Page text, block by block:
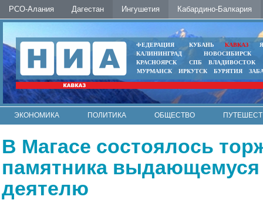
РСО-Алания Дагестан Ингушетия Кабардино-Балкария
ФЕДЕРАЦИЯ КУБАНЬ КАВКАЗ
КАЛИНИНГРАД
НОВОСИБИРСК
КРАСНОЯРСК
СПБ
ВЛАДИВОСТОК
МУРМАНСК
ИРКУТСК БУРЯТИЯ
ЭКОНОМИКА ПОЛИТИКА ОБЩЕСТВО
В Магасе состоялось
памятника выдающемуся
деятелю